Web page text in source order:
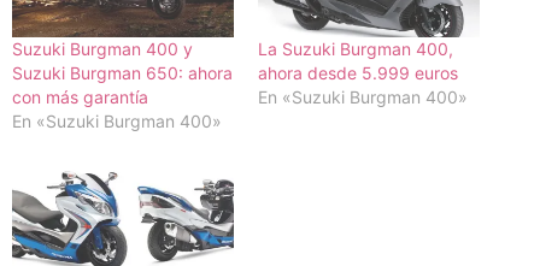
Suzuki Burgman 400 y
Suzuki Burgman 650: ahora
con más garantía
En «Suzuki Burgman 400»
La Suzuki Burgman 400,
ahora desde 5.999 euros
En «Suzuki Burgman 400»